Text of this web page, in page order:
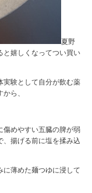
夏野
と嬉しくなってつい買い
実験として自分が飲む薬
ら、
傷めやすい五臓の脾が弱
、揚げる前に塩を揉み込
に薄めた麺つゆに浸して